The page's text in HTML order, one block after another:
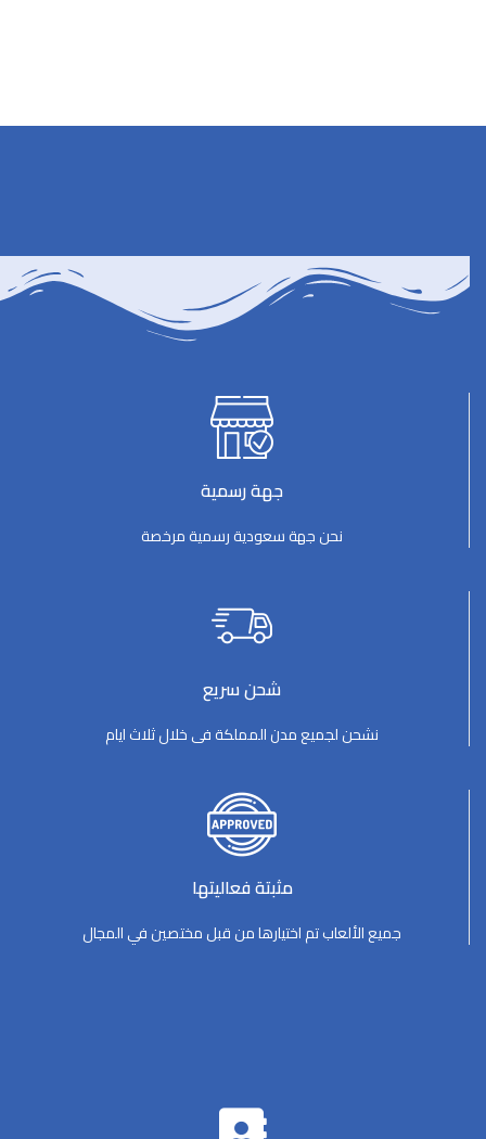
جهة رسمية
نحن جهة سعودية رسمية مرخصة
شحن سريع
نشحن لجميع مدن المملكة فى خلال ثلاث ايام
مثبتة فعاليتها
جميع الألعاب تم اختيارها من قبل مختصين في المجال